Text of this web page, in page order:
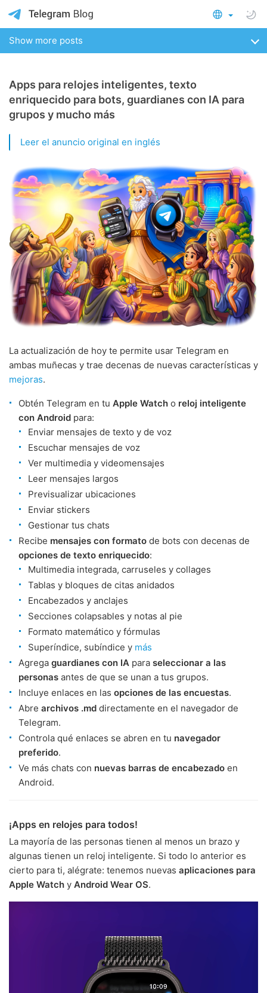
Show more posts
Apps para relojes inteligentes, texto
enriquecido para bots, guardianes con IA para
grupos y mucho más
Leer el anuncio original en inglés
La actualización de hoy te permite usar Telegram en
ambas muñecas y trae decenas de nuevas características y
mejoras.
Obtén Telegram en tu Apple Watch o reloj inteligente
con Android para:
Enviar mensajes de texto y de voz
Escuchar mensajes de voz
Ver multimedia y videomensajes
Leer mensajes largos
Previsualizar ubicaciones
Enviar stickers
Gestionar tus chats
Recibe mensajes con formato de bots con decenas de
opciones de texto enriquecido:
Multimedia integrada, carruseles y collages
Tablas y bloques de citas anidados
Encabezados y anclajes
Secciones colapsables y notas al pie
Formato matemático y fórmulas
Superíndice, subíndice y más
Agrega guardianes con IA para seleccionar a las
personas antes de que se unan a tus grupos.
Incluye enlaces en las opciones de las encuestas.
Abre archivos .md directamente en el navegador de
Telegram.
Controla qué enlaces se abren en tu navegador
preferido.
Ve más chats con nuevas barras de encabezado en
Android.
¡Apps en relojes para todos!
La mayoría de las personas tienen al menos un brazo y
algunas tienen un reloj inteligente. Si todo lo anterior es
cierto para ti, alégrate: tenemos nuevas aplicaciones para
Apple Watch y Android Wear OS.